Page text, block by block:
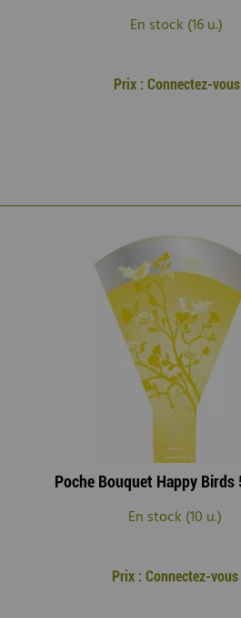
En stock (16 u.)
Prix : Connectez-vous
En stock (10 u.)
Prix : Connectez-vous